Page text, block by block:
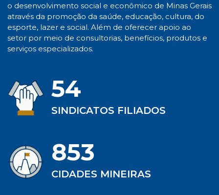
o desenvolvimento social e econômico de Minas Gerais
através da promoção da saúde, educação, cultura, do
esporte, lazer e social. Além de oferecer apoio ao
setor por meio de consultorias, benefícios, produtos e
serviços especializados.
54
SINDICATOS FILIADOS
853
CIDADES MINEIRAS